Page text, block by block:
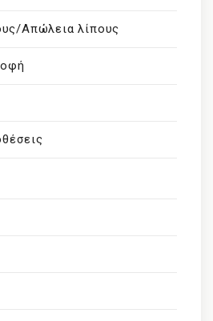
Απώλεια λίπους